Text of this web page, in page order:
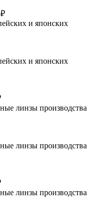
и японских
и японских
линзы производства
линзы производства
линзы производства